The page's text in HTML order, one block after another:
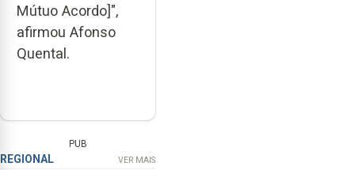
Mútuo Acordo]",
afirmou Afonso
Quental.
PUB
REGIONAL VER MAIS